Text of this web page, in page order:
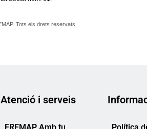
Atenció i serveis